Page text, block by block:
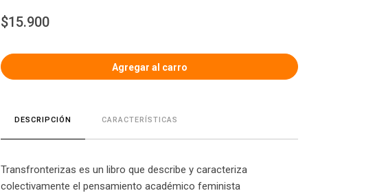
$15.900
DESCRIPCIÓN CARACTERÍSTICAS
Transfronterizas es un libro que describe y caracteriza
colectivamente el pensamiento académico feminista